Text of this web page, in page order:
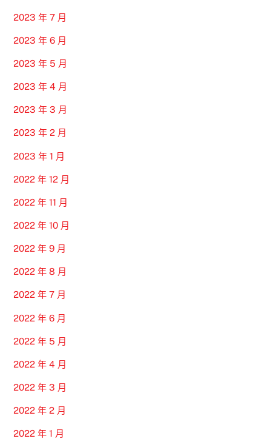
2023 年 7 月
2023 年 6 月
2023 年 5 月
2023 年 4 月
2023 年 3 月
2023 年 2 月
2023 年 1 月
2022 年 12 月
2022 年 11 月
2022 年 10 月
2022 年 9 月
2022 年 8 月
2022 年 7 月
2022 年 6 月
2022 年 5 月
2022 年 4 月
2022 年 3 月
2022 年 2 月
2022 年 1 月